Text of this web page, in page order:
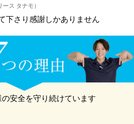
ース タナモ）
下さり感謝しかありません
安全を守り続けています